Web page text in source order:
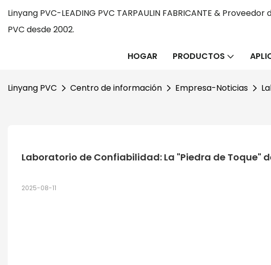
Linyang PVC-LEADING PVC TARPAULIN FABRICANTE &
PVC desde 2002.
HOGAR PRODUCTOS
Linyang PVC Centro de información Empresa-Noticias
Laboratorio de Confiabilidad: La "Piedra de Toque"
2025-08-11